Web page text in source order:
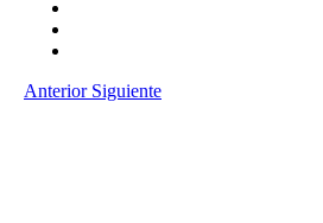
Anterior Siguiente